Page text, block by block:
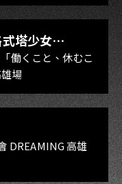
塔少女
働くこと、休むこ
場
DREAMING 高雄